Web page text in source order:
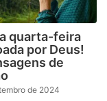
quarta-feira
por Deus!
de
de 2024